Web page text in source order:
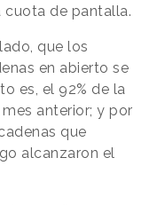
cuota de pantalla.
que los
en abierto se
es, el 92% de la
anterior; y por
que
alcanzaron el